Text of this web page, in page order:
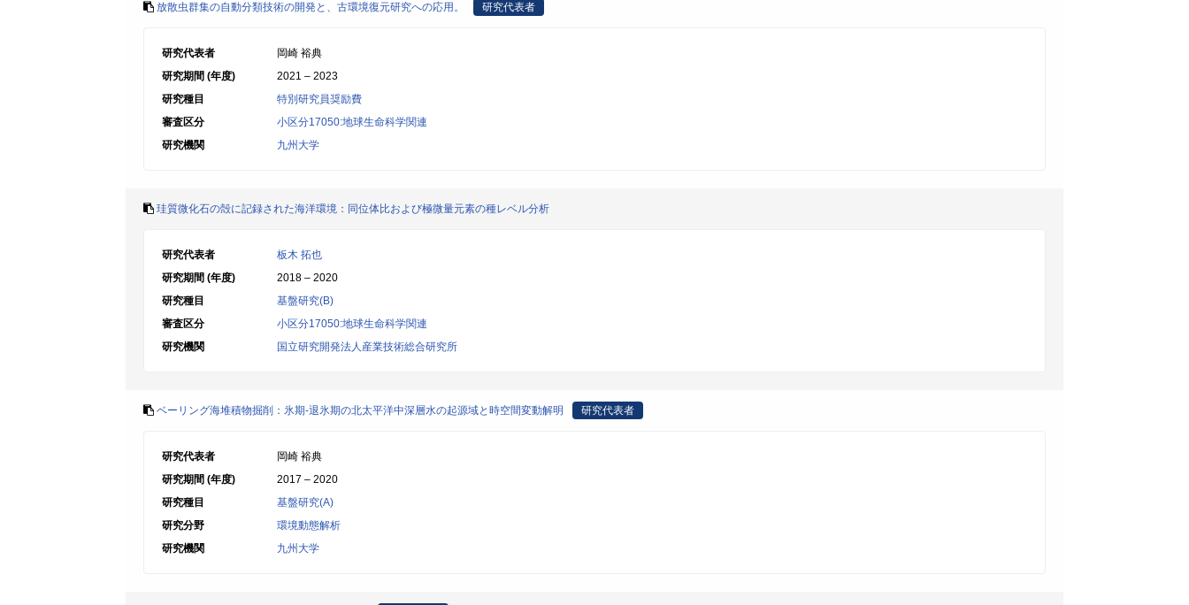
放散虫群集の自動分類技術の開発と、古環境復元研究への応用。 研究代表者
研究代表者
岡崎 裕典
研究期間 (年度)
2021 – 2023
研究種目
特別研究員奨励費
審査区分
小区分17050:地球生命科学関連
研究機関
九州大学
珪質微化石の殻に記録された海洋環境：同位体比および極微量元素の種レベル分析
研究代表者
板木 拓也
研究期間 (年度)
2018 – 2020
研究種目
基盤研究(B)
審査区分
小区分17050:地球生命科学関連
研究機関
国立研究開発法人産業技術総合研究所
ベーリング海堆積物掘削：氷期‐退氷期の北太平洋中深層水の起源域と時空間変動解明 研究代表者
研究代表者
岡崎 裕典
研究期間 (年度)
2017 – 2020
研究種目
基盤研究(A)
研究分野
環境動態解析
研究機関
九州大学